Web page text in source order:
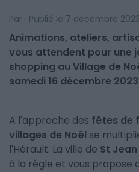
Par · Publié le 7 décembre
Animations, ateliers,
vous attendent pour une
shopping au Village de
samedi 16 décembre
A l'approche des fêtes de
villages de Noël se
l'Hérault. La ville de St
à la règle et vous propose